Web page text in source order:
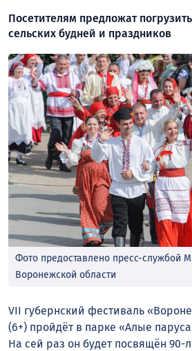
Посетителям предложат
сельских будней и праздников
Фото предоставлено пресс-службой
Воронежской области
VII губернский фестиваль
(6+) пройдёт в парке «Алые
На сей раз он будет посвящён 90-